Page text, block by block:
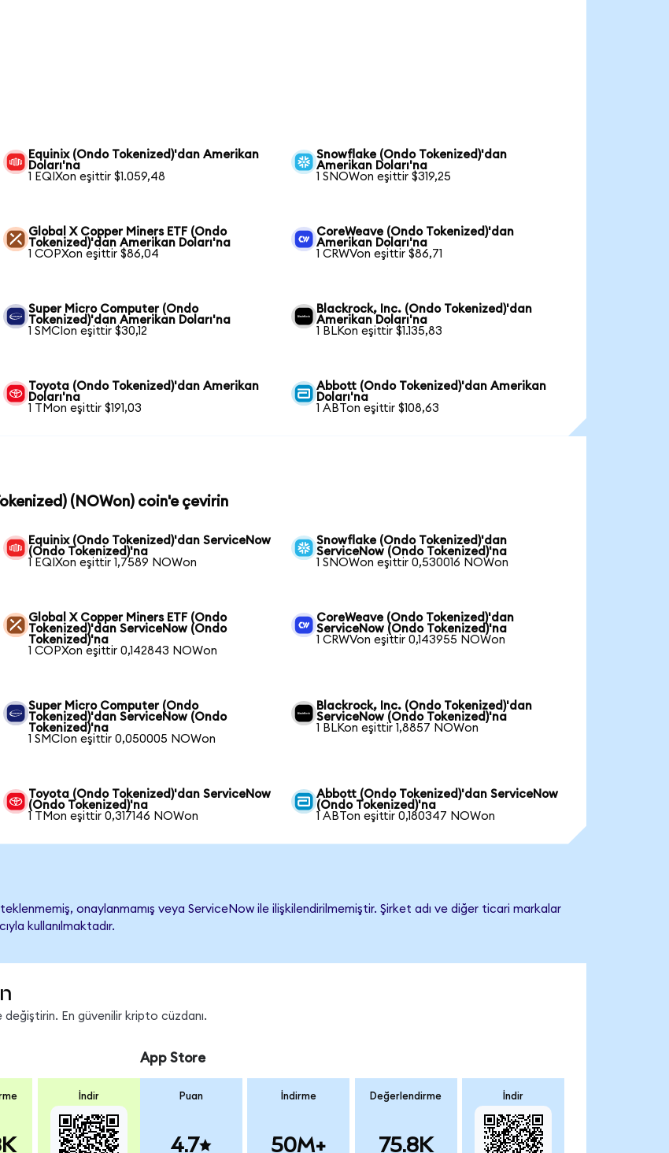
Equinix (Ondo Tokenized)'dan Amerikan
Doları'na
1 EQIXon eşittir $1.059,48
Snowflake (Ondo Tokenized)'dan
Amerikan Doları'na
1 SNOWon eşittir $319,25
Global X Copper Miners ETF (Ondo
Tokenized)'dan Amerikan Doları'na
1 COPXon eşittir $86,04
CoreWeave (Ondo Tokenized)'dan
Amerikan Doları'na
1 CRWVon eşittir $86,71
Super Micro Computer (Ondo
Tokenized)'dan Amerikan Doları'na
1 SMCIon eşittir $30,12
Blackrock, Inc. (Ondo Tokenized)'dan
Amerikan Doları'na
1 BLKon eşittir $1.135,83
Toyota (Ondo Tokenized)'dan Amerikan
Doları'na
1 TMon eşittir $191,03
Abbott (Ondo Tokenized)'dan Amerikan
Doları'na
1 ABTon eşittir $108,63
(NOWon) coin'e çevirin
Equinix (Ondo Tokenized)'dan ServiceNow
(Ondo Tokenized)'na
1 EQIXon eşittir 1,7589 NOWon
Snowflake (Ondo Tokenized)'dan
ServiceNow (Ondo Tokenized)'na
1 SNOWon eşittir 0,530016 NOWon
Global X Copper Miners ETF (Ondo
Tokenized)'dan ServiceNow (Ondo
Tokenized)'na
1 COPXon eşittir 0,142843 NOWon
CoreWeave (Ondo Tokenized)'dan
ServiceNow (Ondo Tokenized)'na
1 CRWVon eşittir 0,143955 NOWon
Super Micro Computer (Ondo
Tokenized)'dan ServiceNow (Ondo
Tokenized)'na
1 SMCIon eşittir 0,050005 NOWon
Blackrock, Inc. (Ondo Tokenized)'dan
ServiceNow (Ondo Tokenized)'na
1 BLKon eşittir 1,8857 NOWon
Toyota (Ondo Tokenized)'dan ServiceNow
(Ondo Tokenized)'na
1 TMon eşittir 0,317146 NOWon
Abbott (Ondo Tokenized)'dan ServiceNow
(Ondo Tokenized)'na
1 ABTon eşittir 0,180347 NOWon
onaylanmamış veya ServiceNow ile ilişkilendirilmemiştir. Şirket adı ve diğer ticari markalar
kullanılmaktadır.
En güvenilir kripto cüzdanı.
İndir
App Store
Puan
4.7
İndirme
50M+
Değerlendirme
75.8K
İndir